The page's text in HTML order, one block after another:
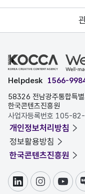
Helpdesk 1566-
58326 전남광주통합특
한국콘텐츠진흥원
사업자등록번호 105-
개인정보처리방침
정보활용방침
한국콘텐츠진흥원
링크드인인스타그램
유튜